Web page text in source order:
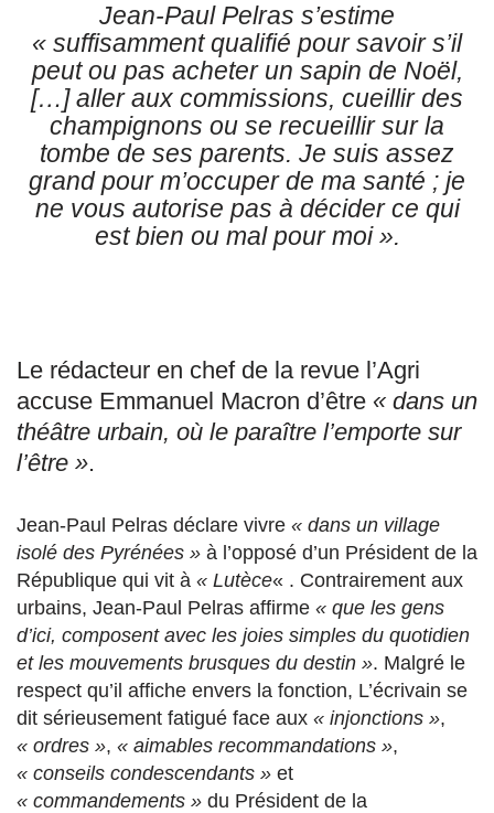
Jean-Paul Pelras s’estime
« suffisamment qualifié pour savoir s’il
peut ou pas acheter un sapin de Noël,
[…] aller aux commissions, cueillir des
champignons ou se recueillir sur la
tombe de ses parents. Je suis assez
grand pour m’occuper de ma santé ; je
ne vous autorise pas à décider ce qui
est bien ou mal pour moi ».
Le rédacteur en chef de la revue l’Agri
accuse Emmanuel Macron d’être « dans un
théâtre urbain, où le paraître l’emporte sur
l’être ».
Jean-Paul Pelras déclare vivre « dans un village
isolé des Pyrénées » à l’opposé d’un Président de la
République qui vit à « Lutèce« . Contrairement aux
urbains, Jean-Paul Pelras affirme « que les gens
d’ici, composent avec les joies simples du quotidien
et les mouvements brusques du destin ». Malgré le
respect qu’il affiche envers la fonction, L’écrivain se
dit sérieusement fatigué face aux « injonctions »,
« ordres », « aimables recommandations »,
« conseils condescendants » et
« commandements » du Président de la